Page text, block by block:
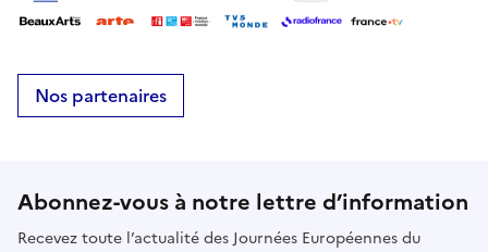
Nos partenaires
Abonnez-vous à notre lettre d’information
Recevez toute l’actualité des Journées Européennes du